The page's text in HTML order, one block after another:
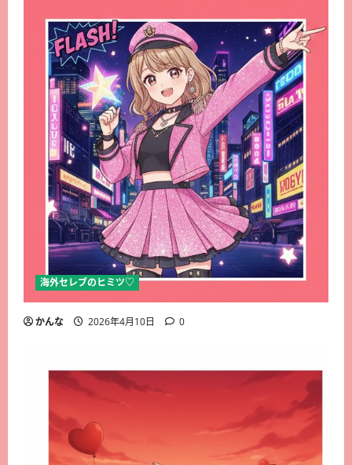
海外セレブのヒミツ♡
かんな 2026年4月10日 0